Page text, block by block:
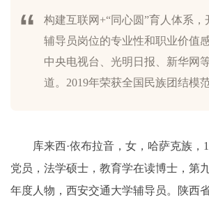
构建互联网+“同心圆”育人体系，
辅导员岗位的专业性和职业价值
中央电视台、光明日报、新华网
道。2019年荣获全国民族团结模
库来西·依布拉音，女，哈萨克族，
党员，法学硕士，教育学在读博士，第
年度人物，西安交通大学辅导员。陕西